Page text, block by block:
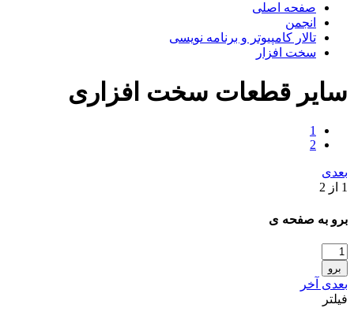
صفحه اصلی
انجمن
تالار كامپيوتر و برنامه نویسی
سخت افزار
سایر قطعات سخت افزاری
1
2
بعدی
1 از 2
برو به صفحه ی
برو
بعدی آخر
فیلتر